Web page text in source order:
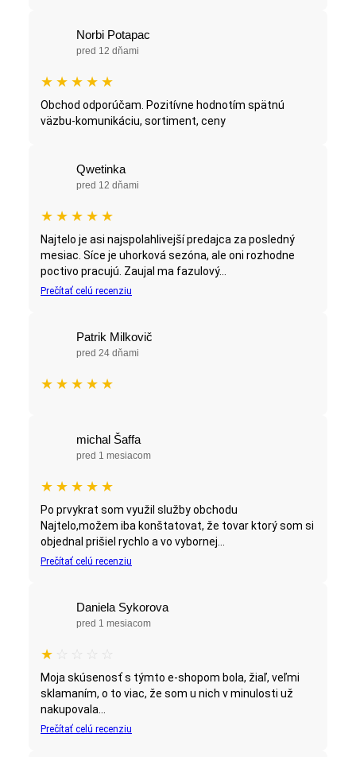
Norbi Potapac
pred 12 dňami
★ ★ ★ ★ ★
Obchod odporúčam. Pozitívne hodnotím spätnú
väzbu-komunikáciu, sortiment, ceny
Qwetinka
pred 12 dňami
★ ★ ★ ★ ★
Najtelo je asi najspolahlivejší predajca za posledný
mesiac. Síce je uhorková sezóna, ale oni rozhodne
poctivo pracujú. Zaujal ma fazulový...
Prečítať celú recenziu
Patrik Milkovič
pred 24 dňami
★ ★ ★ ★ ★
michal Šaffa
pred 1 mesiacom
★ ★ ★ ★ ★
Po prvykrat som využil služby obchodu
Najtelo,možem iba konštatovat, že tovar ktorý som si
objednal prišiel rychlo a vo vybornej...
Prečítať celú recenziu
Daniela Sykorova
pred 1 mesiacom
★ ☆ ☆ ☆ ☆
Moja skúsenosť s týmto e-shopom bola, žiaľ, veľmi
sklamaním, o to viac, že som u nich v minulosti už
nakupovala...
Prečítať celú recenziu